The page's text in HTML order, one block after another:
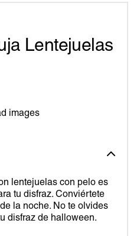
Lentejuelas
images
lentejuelas con pelo es
tu disfraz. Conviértete
la noche. No te olvides
disfraz de halloween.